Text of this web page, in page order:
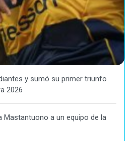
y sumó su primer triunfo
2026
Mastantuono a un equipo de la